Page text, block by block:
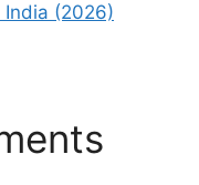
India (2026)